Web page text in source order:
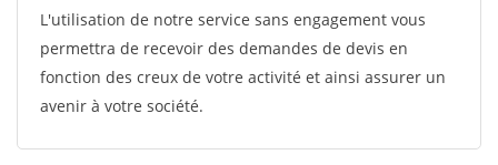
L'utilisation de notre service sans engagement vous
permettra de recevoir des demandes de devis en
fonction des creux de votre activité et ainsi assurer un
avenir à votre société.